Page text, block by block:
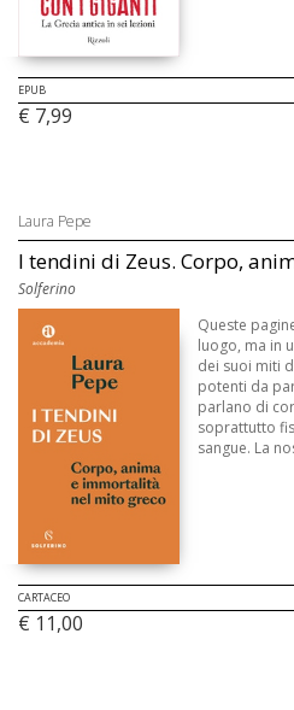
EPUB
€ 7,99
Laura Pepe
I tendini di Zeus. Corpo,
Solferino
Queste
luogo, ma in
dei suoi miti
potenti da
parlano di
soprattutto
sangue. La
CARTACEO
€ 11,00